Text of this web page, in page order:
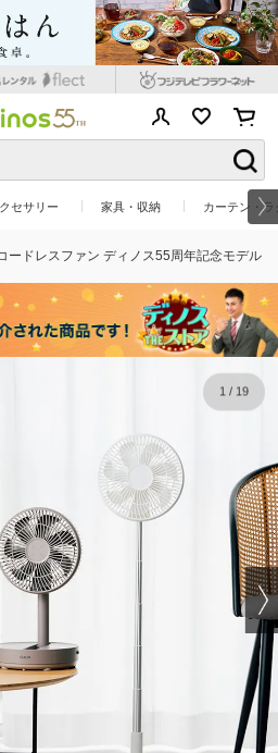
セサリー 家具・収納 カーテン・
ードレスファン ディノス55周年記念モデル
1/ 19